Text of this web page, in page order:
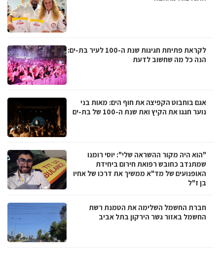
לקראת פתיחת חגיגות שנת ה-100 לעיר בת-ים:
הנה כל מה שחשוב לדעת
אגם בוחבוט הקפיצה את חוף הים: מאות בני
נוער חגגו את הקיץ ואת שנת ה-100 של בת-ים
"הוא היה מקור ההשראה שלי": יוסי רומנו
שמתנדב כחובש רפואת חירום ביחידת
האופנועים של מד"א ממשיך את דרכו של אחיו
בן ז"ל
חברת החשמל השלימה את הטמנת רשת
החשמל באזור גשר הירקון בתל אביב